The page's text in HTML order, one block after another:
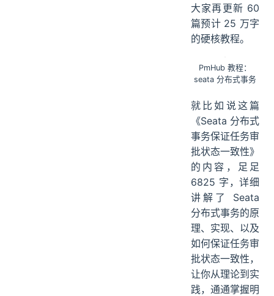
大家再更新 60
篇预计 25 万字
的硬核教程。
PmHub 教程：
seata 分布式事务
就比如说这篇
《Seata 分布式
事务保证任务审
批状态一致性》
的内容，足足
6825 字，详细
讲解了 Seata
分布式事务的原
理、实现、以及
如何保证任务审
批状态一致性，
让你从理论到实
践，通通掌握明